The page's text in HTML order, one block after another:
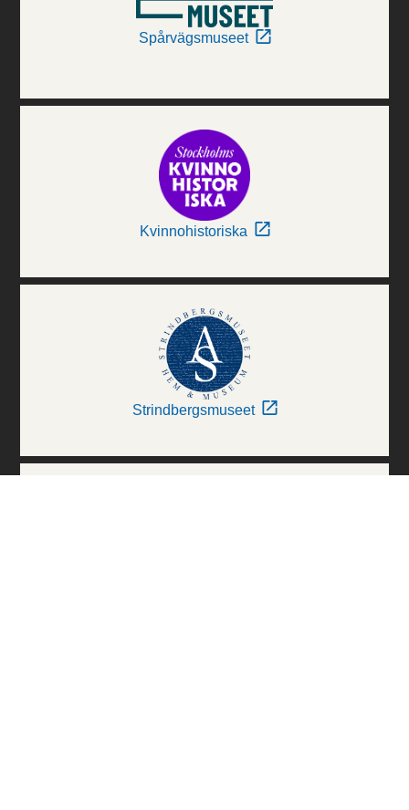
Spårvägsmuseet
Kvinnohistoriska
Strindbergsmuseet